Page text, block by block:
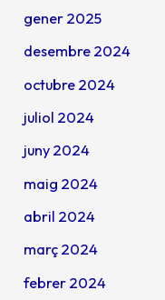
gener 2025
desembre 2024
octubre 2024
juliol 2024
juny 2024
maig 2024
abril 2024
març 2024
febrer 2024